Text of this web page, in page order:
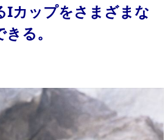
Iカップをさまざまな
る。